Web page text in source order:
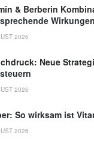
& Berberin
Wirkungen
2026
Neue
2026
So wirksam ist
2026